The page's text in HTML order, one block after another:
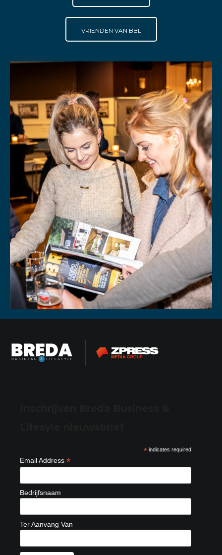
VRIENDEN VAN BBL
*indicates required
Email Address *
Bedrijfsnaam
Ter Aanvang Van